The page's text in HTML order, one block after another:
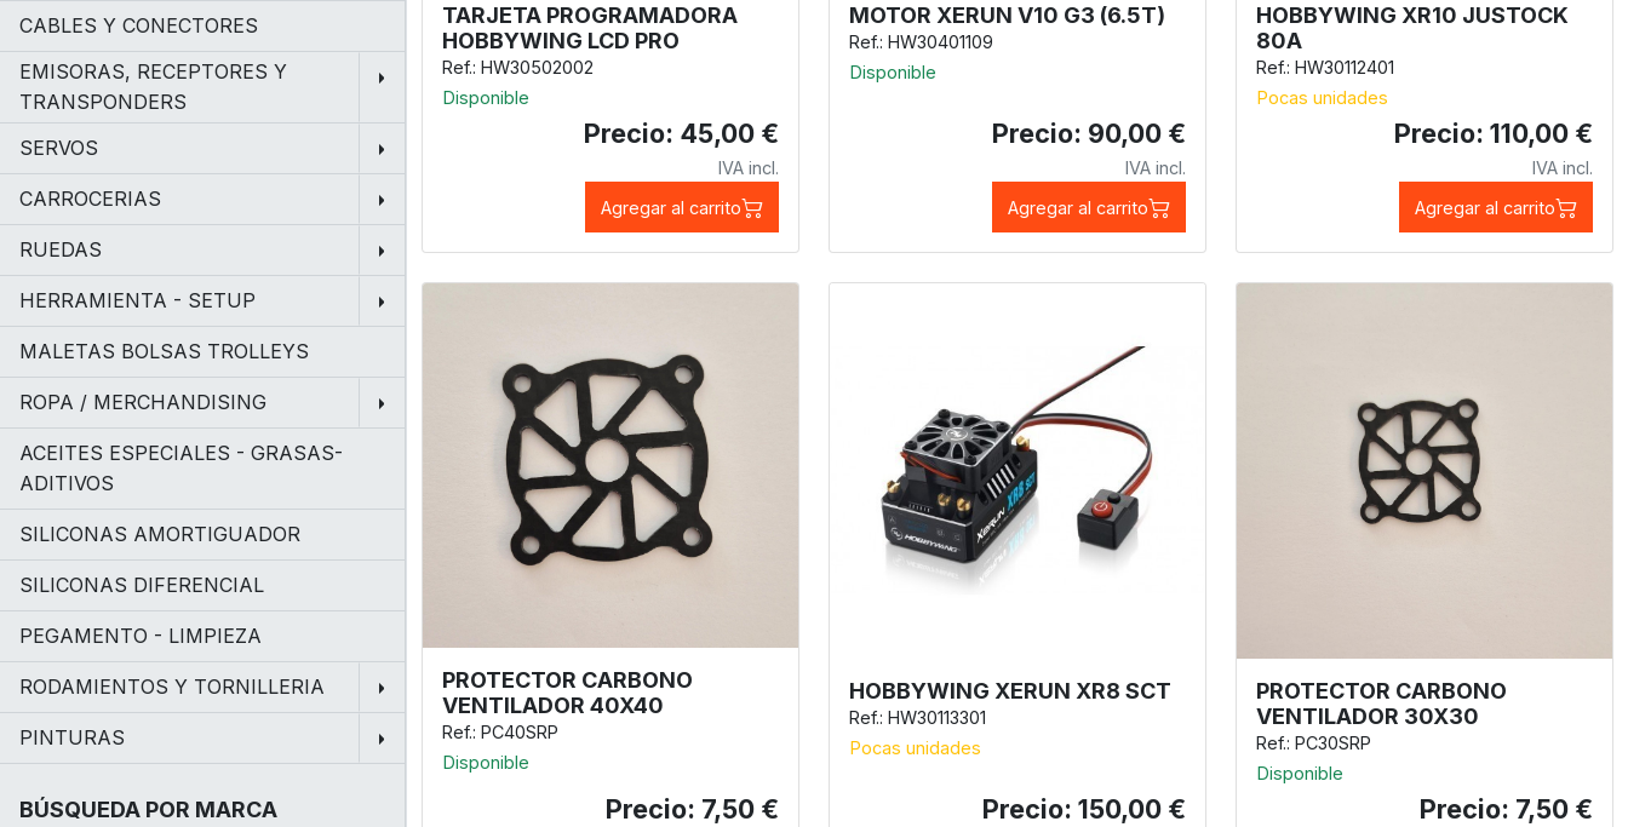
CABLES Y CONECTORES
EMISORAS, RECEPTORES Y
TRANSPONDERS
SERVOS
CARROCERIAS
RUEDAS
HERRAMIENTA - SETUP
MALETAS BOLSAS TROLLEYS
ROPA / MERCHANDISING
ACEITES ESPECIALES - GRASAS-
ADITIVOS
SILICONAS AMORTIGUADOR
SILICONAS DIFERENCIAL
PEGAMENTO - LIMPIEZA
RODAMIENTOS Y TORNILLERIA
PINTURAS
BÚSQUEDA POR MARCA
TARJETA PROGRAMADORA
HOBBYWING LCD PRO
Ref.: HW30502002
Disponible
Precio: 45,00 €
IVA incl.
Agregar al carrito
MOTOR XERUN V10 G3 (6.5T)
Ref.: HW30401109
Disponible
Precio: 90,00 €
IVA incl.
Agregar al carrito
HOBBYWING XR10 JUSTOCK
80A
Ref.: HW30112401
Pocas unidades
Precio: 110,00 €
IVA incl.
Agregar al carrito
PROTECTOR CARBONO
VENTILADOR 40X40
Ref.: PC40SRP
Disponible
Precio: 7,50 €
HOBBYWING XERUN XR8 SCT
Ref.: HW30113301
Pocas unidades
Precio: 150,00 €
PROTECTOR CARBONO
VENTILADOR 30X30
Ref.: PC30SRP
Disponible
Precio: 7,50 €